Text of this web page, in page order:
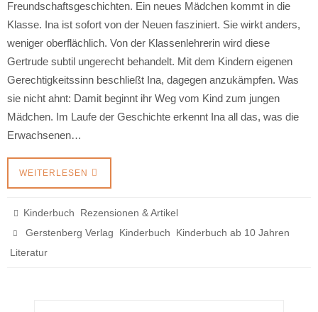
Freundschaftsgeschichten. Ein neues Mädchen kommt in die
Klasse. Ina ist sofort von der Neuen fasziniert. Sie wirkt anders,
weniger oberflächlich. Von der Klassenlehrerin wird diese
Gertrude subtil ungerecht behandelt. Mit dem Kindern eigenen
Gerechtigkeitssinn beschließt Ina, dagegen anzukämpfen. Was
sie nicht ahnt: Damit beginnt ihr Weg vom Kind zum jungen
Mädchen. Im Laufe der Geschichte erkennt Ina all das, was die
Erwachsenen…
WEITERLESEN
Kinderbuch
Rezensionen & Artikel
Gerstenberg Verlag
Kinderbuch Kinderbuch ab 10 Jahren
Literatur